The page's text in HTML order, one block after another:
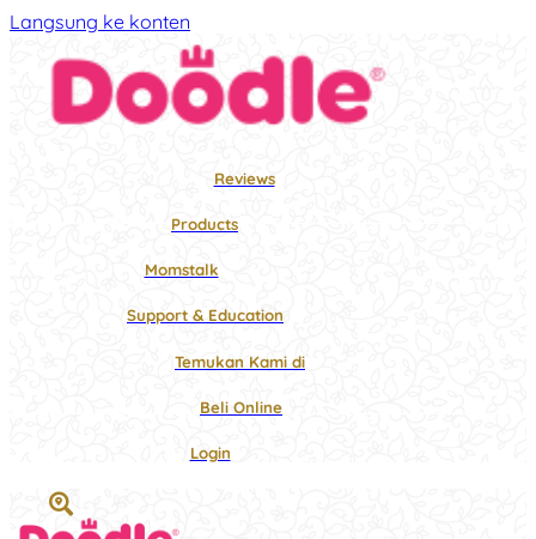
Langsung ke konten
Reviews
Products
Momstalk
Support & Education
Temukan Kami di
Beli Online
Login